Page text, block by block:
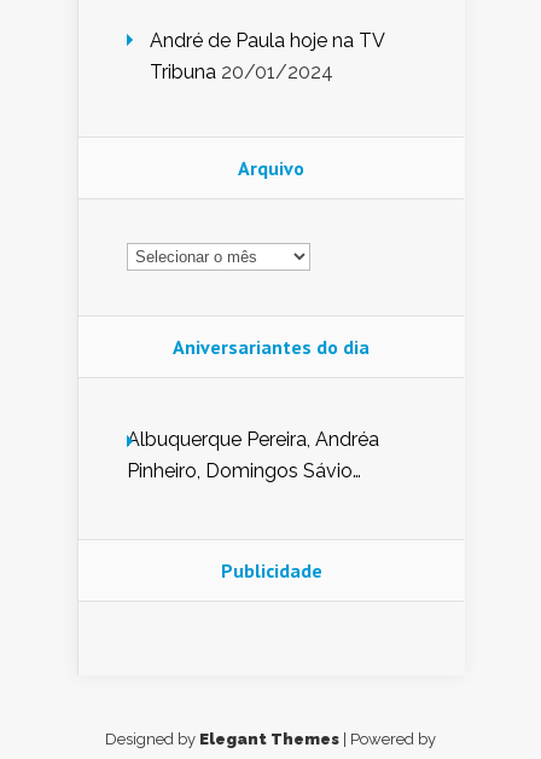
André de Paula hoje na TV
Tribuna 20/01/2024
Arquivo
Arquivo
Aniversariantes do dia
Albuquerque Pereira, Andréa
Pinheiro, Domingos Sávio
Nunes de Sena, Fátima Peixoto,
Glória Pereira, Kátia Mesel,
Publicidade
Designed by Elegant Themes | Powered by